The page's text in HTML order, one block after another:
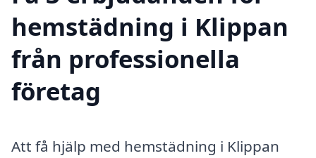
hemstädning i Klippan
från professionella
företag
Att få hjälp med hemstädning i Klippan